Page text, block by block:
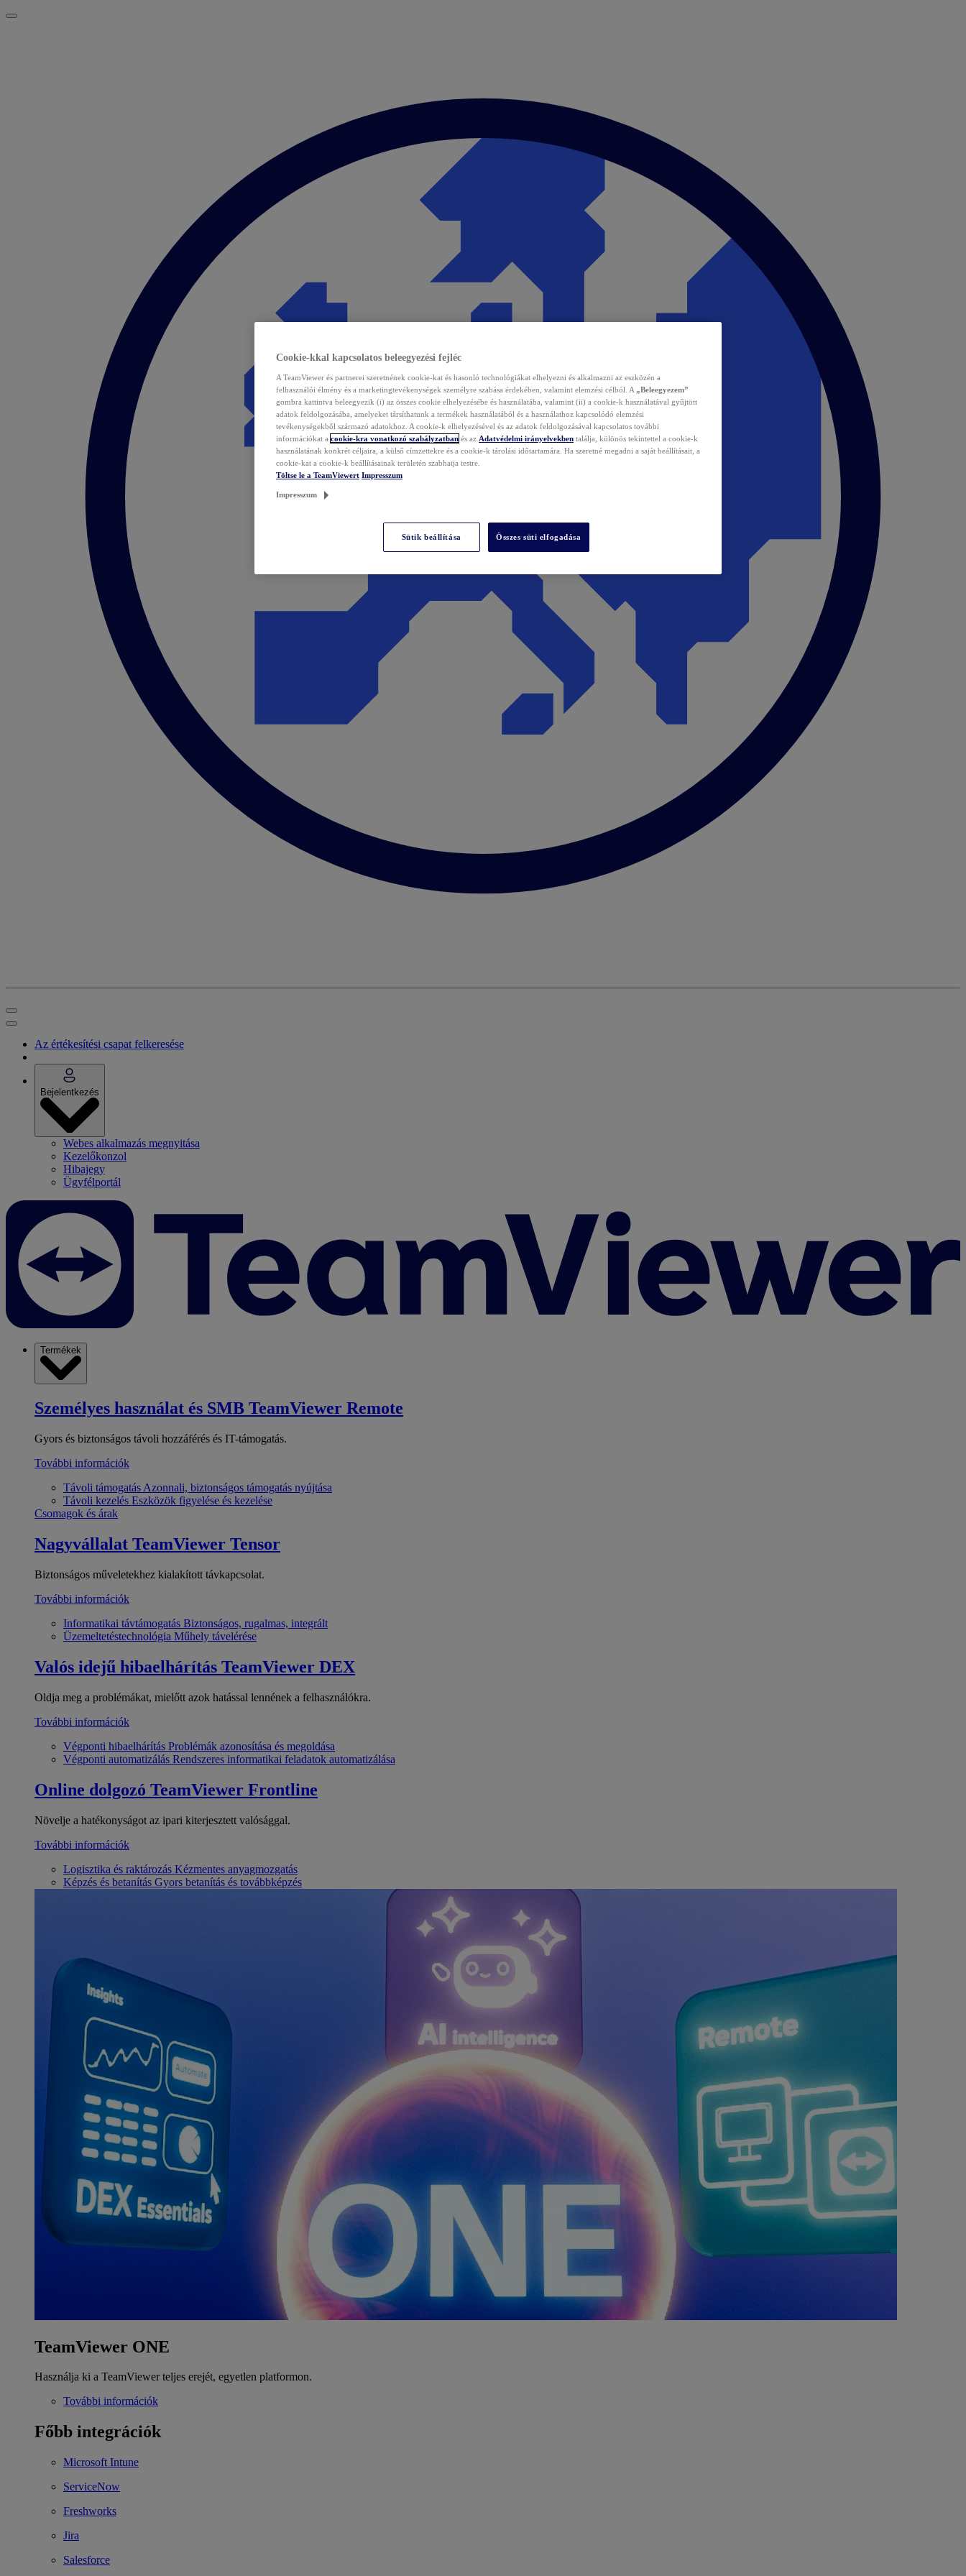
Az értékesítési csapat felkeresése
Bejelentkezés
Webes alkalmazás megnyitása
Kezelőkonzol
Hibajegy
Ügyfélportál
Termékek
Személyes használat és SMB TeamViewer Remote
Gyors és biztonságos távoli hozzáférés és IT-támogatás.
További információk
Távoli támogatás Azonnali, biztonságos támogatás nyújtása
Távoli kezelés Eszközök figyelése és kezelése
Csomagok és árak
Nagyvállalat TeamViewer Tensor
Biztonságos műveletekhez kialakított távkapcsolat.
További információk
Informatikai távtámogatás Biztonságos, rugalmas, integrált
Üzemeltetéstechnológia Műhely távelérése
Valós idejű hibaelhárítás TeamViewer DEX
Oldja meg a problémákat, mielőtt azok hatással lennének a felhasználókra.
További információk
Végponti hibaelhárítás Problémák azonosítása és megoldása
Végponti automatizálás Rendszeres informatikai feladatok automatizálása
Online dolgozó TeamViewer Frontline
Növelje a hatékonyságot az ipari kiterjesztett valósággal.
További információk
Logisztika és raktározás Kézmentes anyagmozgatás
Képzés és betanítás Gyors betanítás és továbbképzés
TeamViewer ONE
Használja ki a TeamViewer teljes erejét, egyetlen platformon.
További információk
Főbb integrációk
Microsoft Intune
ServiceNow
Freshworks
Jira
Salesforce
Cookie-kkal kapcsolatos beleegyezési fejléc
A TeamViewer és partnerei szeretnének cookie-kat és hasonló technológiákat elhelyezni és alkalmazni az eszközén a
felhasználói élmény és a marketingtevékenységek személyre szabása érdekében, valamint elemzési célból. A „Beleegyezem”
gombra kattintva beleegyezik (i) az összes cookie elhelyezésébe és használatába, valamint (ii) a cookie-k használatával gyűjtött
adatok feldolgozásába, amelyeket társíthatunk a termékek használatából és a használathoz kapcsolódó elemzési
tevékenységekből származó adatokhoz. A cookie-k elhelyezésével és az adatok feldolgozásával kapcsolatos további
információkat a cookie-kra vonatkozó szabályzatban és az Adatvédelmi irányelvekben találja, különös tekintettel a cookie-k
használatának konkrét céljaira, a külső címzettekre és a cookie-k tárolási időtartamára. Ha szeretné megadni a saját beállításait, a
cookie-kat a cookie-k beállításainak területén szabhatja testre.
Töltse le a TeamViewert Impresszum
Impresszum
Sütik beállítása Összes süti elfogadása